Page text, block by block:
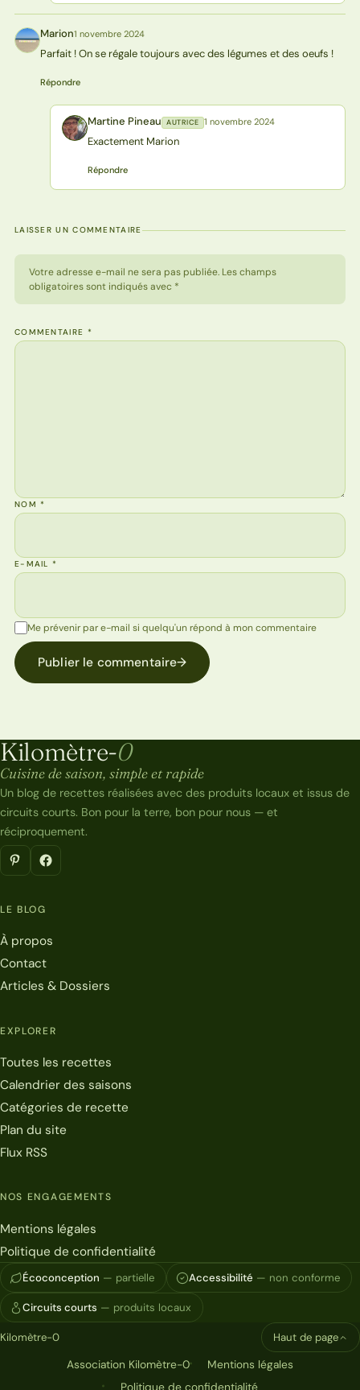
M Marion1 novembre 2024
Parfait ! On se régale toujours avec des légumes et des oeufs !
Répondre
MP Martine Pineau AUTRICE 1 novembre 2024
Exactement Marion
Répondre
LAISSER UN COMMENTAIRE
Votre adresse e-mail ne sera pas publiée. Les champs
obligatoires sont indiqués avec *
COMMENTAIRE *
NOM*
E-MAIL*
Me prévenir par e-mail si quelqu'un répond à mon commentaire
Publier le commentaire→
Kilomètre-0
Kilomètre-0
Cuisine de saison, simple et rapide
Un blog de recettes réalisées avec des produits locaux et issus de
circuits courts. Bon pour la terre, bon pour nous — et
réciproquement.
LE BLOG
À propos
Contact
Articles & Dossiers
EXPLORER
Toutes les recettes
Calendrier des saisons
Catégories de recette
Plan du site
Flux RSS
NOS ENGAGEMENTS
Mentions légales
Politique de confidentialité
Écoconception — partielle Accessibilité — non conforme
Circuits courts — produits locaux
Kilomètre-0
Association Kilomètre-0
Mentions légales
Politique de confidentialité
Haut de page